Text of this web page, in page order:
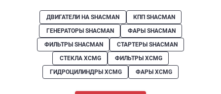
ДВИГАТЕЛИ НА SHACMAN
КПП SHACMAN
ГЕНЕРАТОРЫ SHACMAN
ФАРЫ SHACMAN
ФИЛЬТРЫ SHACMAN
СТАРТЕРЫ SHACMAN
СТЕКЛА XCMG
ФИЛЬТРЫ XCMG
ГИДРОЦИЛИНДРЫ XCMG
ФАРЫ XCMG